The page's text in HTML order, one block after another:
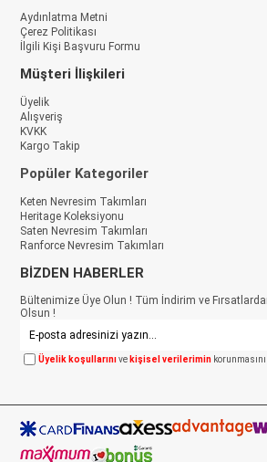
Aydınlatma Metni
Çerez Politikası
İlgili Kişi Başvuru Formu
Müşteri İlişkileri
Üyelik
Alışveriş
KVKK
Kargo Takip
Popüler Kategoriler
Keten Nevresim Takımları
Heritage Koleksiyonu
Saten Nevresim Takımları
Ranforce Nevresim Takımları
BİZDEN HABERLER
Bültenimize Üye Olun ! Tüm İndirim ve
Olsun !
Üyelik koşullarınıve kişisel verilerimin